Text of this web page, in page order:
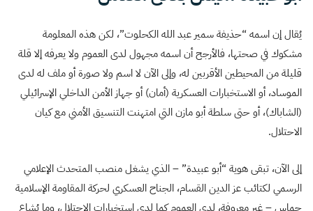
يُقال إن اسمه “حذيفة سمير عبد الله الكحلوت”، لكن هذه المعلومة
مشكوك في صحتها، فالأرجح أن اسمه مجهول لدى العموم ولا يعرفه إلا قلة
قليلة من المحيطين الأقربين له، وإلى الآن لا اسم ولا صورة أو ملف له لدى
الموساد، أو الاستخبارات العسكرية (أمان) أو جهاز الأمن الداخلي الإسرائيلي
(الشاباك)، أو حتى سلطة أبو مازن التي امتهنت التنسيق الأمني مع كيان
الاحتلال.
إلى الآن، تبقى هوية “أبو عبيدة” – الذي يشغل منصب المتحدث الإعلامي
الرسمي لكتائب عز الدين القسام، الجناح العسكري لحركة المقاومة الإسلامية
حماس – غير معروفة، لدى العموم كما لدى استخبارات الاحتلال، وما يُشاع